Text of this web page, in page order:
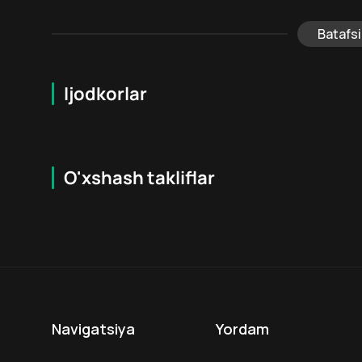
Ijodkorlar
O'xshash takliflar
Navigatsiya Yordam